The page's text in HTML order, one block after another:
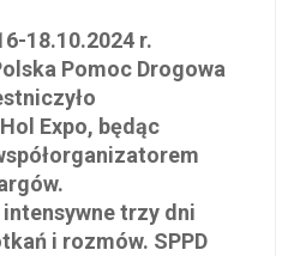
18.10.2024 r.
Pomoc Drogowa
Expo, będąc
intensywne trzy dni
i rozmów. SPPD